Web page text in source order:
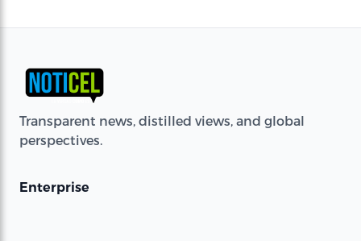
Transparent news, distilled views, and global
perspectives.
Enterprise